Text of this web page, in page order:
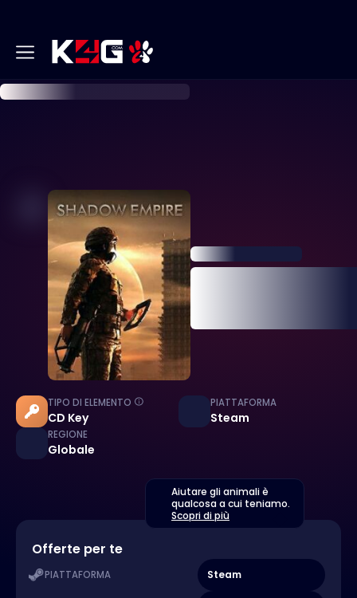
TIPO DI ELEMENTO
CD Key
PIATTAFORMA
Steam
REGIONE
Globale
Aiutare gli animali è
qualcosa a cui teniamo.
Scopri di più
Offerte per te
PIATTAFORMA Steam